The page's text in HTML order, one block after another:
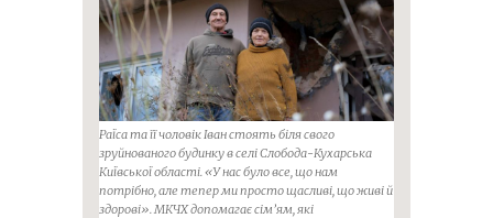
Раїса та її чоловік Іван стоять біля свого
зруйнованого будинку в селі Слобода-Кухарська
Київської області. «У нас було все, що нам
потрібно, але тепер ми просто щасливі, що живі й
здорові». МКЧХ допомагає сім’ям, які